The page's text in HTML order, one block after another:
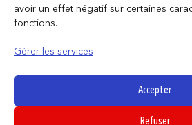
avoir un effet négatif sur certaines
fonctions.
Gérer les services
Accepter
Refuser
Produits